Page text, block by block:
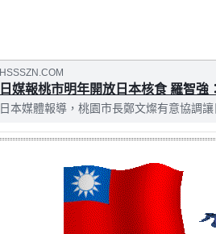
HSSSZN.COM
日媒報桃市明年開放日本核食 羅智強
日本媒體報導，桃園市長鄭文燦有意協調